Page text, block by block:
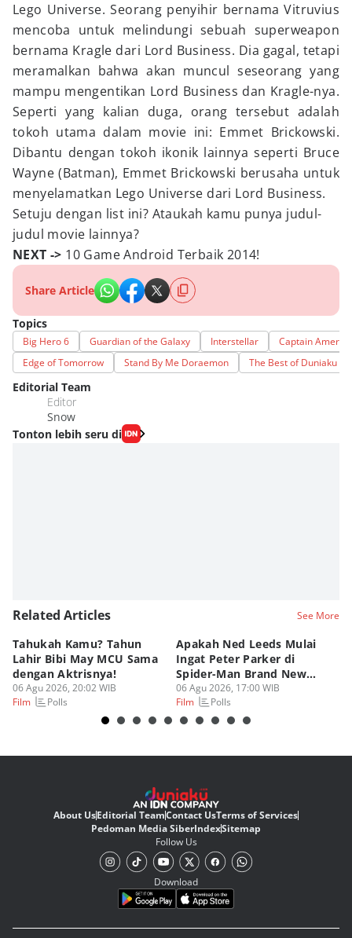
Lego Universe. Seorang penyihir bernama Vitruvius
mencoba untuk melindungi sebuah superweapon
bernama Kragle dari Lord Business. Dia gagal, tetapi
meramalkan bahwa akan muncul seseorang yang
mampu mengentikan Lord Business dan Kragle-nya.
Seperti yang kalian duga, orang tersebut adalah
tokoh utama dalam movie ini: Emmet Brickowski.
Dibantu dengan tokoh ikonik lainnya seperti Bruce
Wayne (Batman), Emmet Brickowski berusaha untuk
menyelamatkan Lego Universe dari Lord Business.
Setuju dengan list ini? Ataukah kamu punya judul-
judul movie lainnya?
NEXT -> 10 Game Android Terbaik 2014!
Share Article
Topics
Big Hero 6 Guardian of the Galaxy Interstellar
Captain
Edge of Tomorrow
Stand By Me Doraemon The Best of Duniaku
Editorial Team
Editor
Snow
Tonton lebih seru di
Related Articles See More
Tahukah Kamu? Tahun
Lahir Bibi May MCU Sama
dengan Aktrisnya!
06 Agu 2026, 20:02 WIB
Film
Polls
Apakah Ned Leeds Mulai
Ingat Peter Parker di
Spider-Man Brand New
Day?
06 Agu 2026, 17:00 WIB
Film
Polls
About UsEditorial TeamContact UsTerms of Services
Pedoman Media SiberIndexSitemap
Follow Us
Download